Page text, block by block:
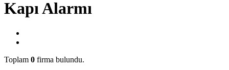
Kapı Alarmı
Toplam 0 firma bulundu.